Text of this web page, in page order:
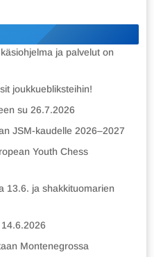
ja palvelut on
joukkuebliksteihin!
su 26.7.2026
JSM-kaudelle 2026–2027
Youth Chess
13.6. ja shakkituomarien
Montenegrossa